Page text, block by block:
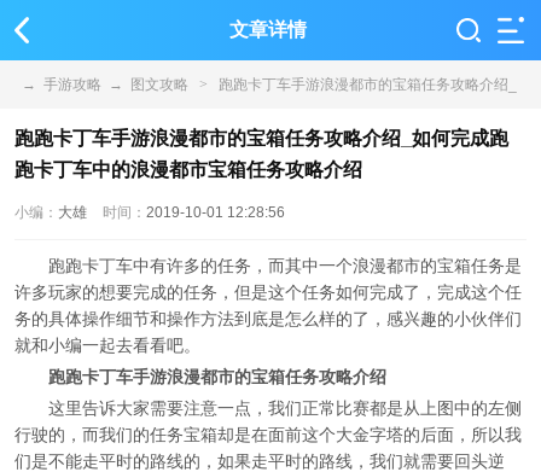
文章详情
→ 手游攻略 → 图文攻略 > 跑跑卡丁车手游浪漫都市的宝箱任务攻略介绍_
如何完成跑跑卡丁车中的浪漫都市宝箱任务攻略介绍
跑跑卡丁车手游浪漫都市的宝箱任务攻略介绍_如何完成跑
跑卡丁车中的浪漫都市宝箱任务攻略介绍
小编： 大雄 时间： 2019-10-01 12:28:56
跑跑卡丁车中有许多的任务，而其中一个浪漫都市的宝箱任务是
许多玩家的想要完成的任务，但是这个任务如何完成了，完成这个任
务的具体操作细节和操作方法到底是怎么样的了，感兴趣的小伙伴们
就和小编一起去看看吧。
跑跑卡丁车手游浪漫都市的宝箱任务攻略介绍
这里告诉大家需要注意一点，我们正常比赛都是从上图中的左侧
行驶的，而我们的任务宝箱却是在面前这个大金字塔的后面，所以我
们是不能走平时的路线的，如果走平时的路线，我们就需要回头逆